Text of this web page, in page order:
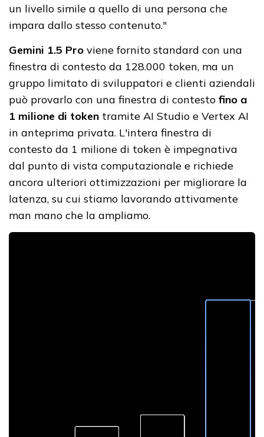
un livello simile a quello di una persona che
impara dallo stesso contenuto."
Gemini 1.5 Pro viene fornito standard con una
finestra di contesto da 128.000 token, ma un
gruppo limitato di sviluppatori e clienti aziendali
può provarlo con una finestra di contesto fino a
1 milione di token tramite AI Studio e Vertex AI
in anteprima privata. L'intera finestra di
contesto da 1 milione di token è impegnativa
dal punto di vista computazionale e richiede
ancora ulteriori ottimizzazioni per migliorare la
latenza, su cui stiamo lavorando attivamente
man mano che la ampliamo.